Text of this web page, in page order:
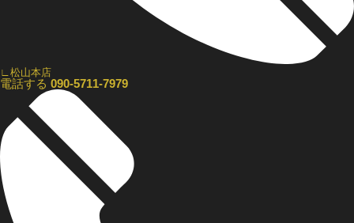
∟松山本店
電話する 090-5711-7979